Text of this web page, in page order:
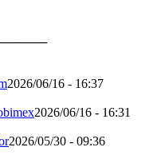
2026/06/16 - 16:37
2026/06/16 - 16:31
2026/05/30 - 09:36